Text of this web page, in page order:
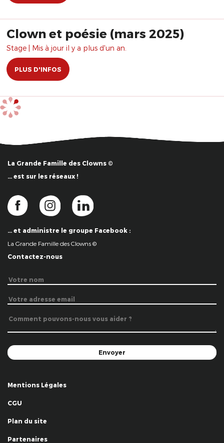
Clown et poésie (mars 2025)
Stage | Mis à jour il y a plus d'un an.
PLUS D'INFOS
La Grande Famille des Clowns ©
… est sur les réseaux !
… et administre le groupe Facebook :
La Grande Famille des Clowns ©
Contactez-nous
Mentions Légales
CGU
Plan du site
Partenaires